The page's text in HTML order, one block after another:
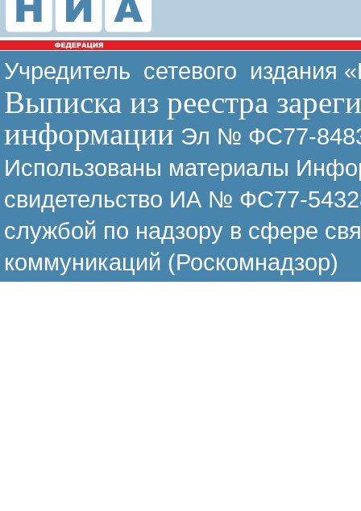
Учредитель сетевого издания
Выписка из реестра
информации Эл № ФС77-
Использованы материалы
свидетельство ИА № ФС77-
службой по надзору в сфере
коммуникаций (Роскомнадзор)